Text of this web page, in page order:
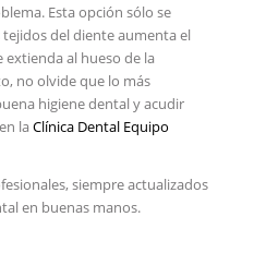
Esta opción sólo se
del diente aumenta el
extienda al hueso de la
no olvide que lo más
higiene dental y acudir
laClínica Dental Equipo
siempre actualizados
en buenas manos.